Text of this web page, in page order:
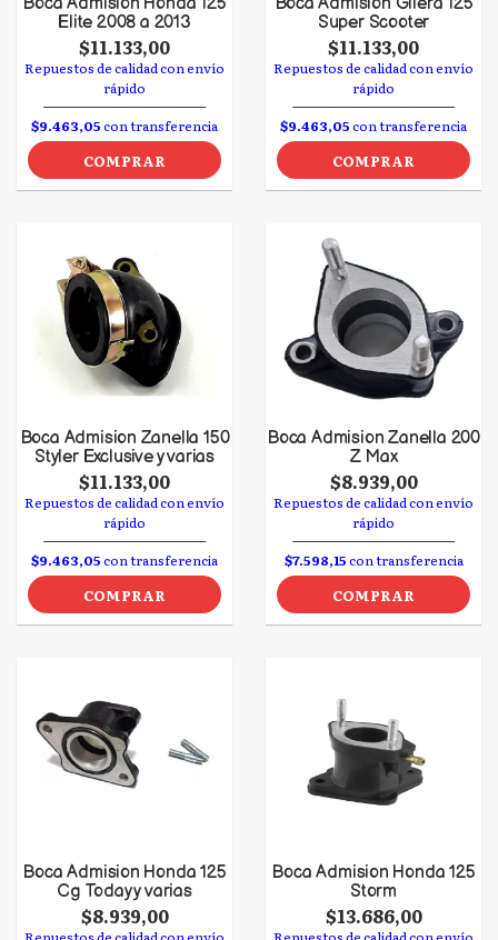
Elite 2008 a 2013
$11.133,00
Repuestos de calidad con envío
rápido
$9.463,05con transferencia
COMPRAR
Super Scooter
$11.133,00
Repuestos de calidad con envío
rápido
$9.463,05con transferencia
COMPRAR
Boca Admision Zanella 150
Styler Exclusive y varias
$11.133,00
Repuestos de calidad con envío
rápido
$9.463,05con transferencia
COMPRAR
Boca Admision Zanella 200
Z Max
$8.939,00
Repuestos de calidad con envío
rápido
$7.598,15con transferencia
COMPRAR
Boca Admision Honda 125
Cg Today y varias
$8.939,00
Boca Admision Honda 125
Storm
$13.686,00